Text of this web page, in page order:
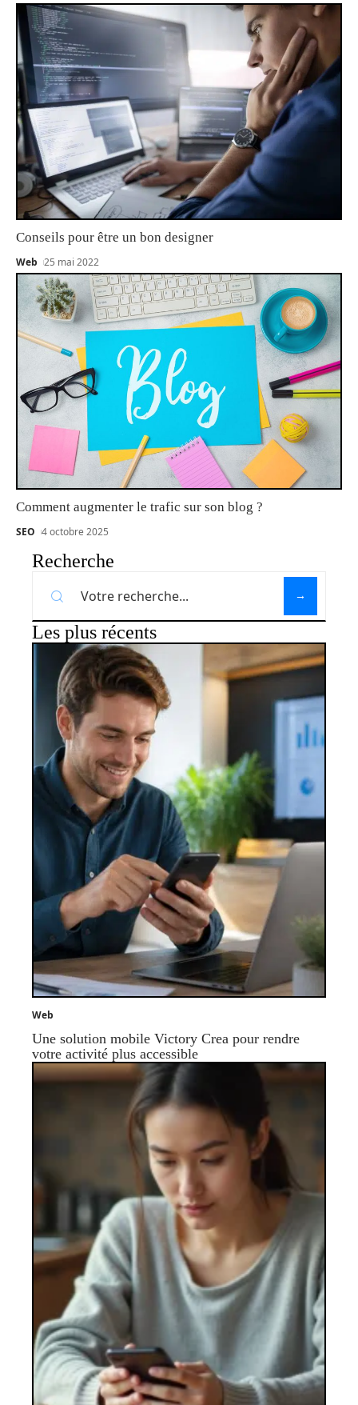
Conseils pour être un bon designer
Web 25 mai 2022
Comment augmenter le trafic sur son blog ?
SEO 4 octobre 2025
Recherche
Les plus récents
Web
Une solution mobile Victory Crea pour rendre
votre activité plus accessible